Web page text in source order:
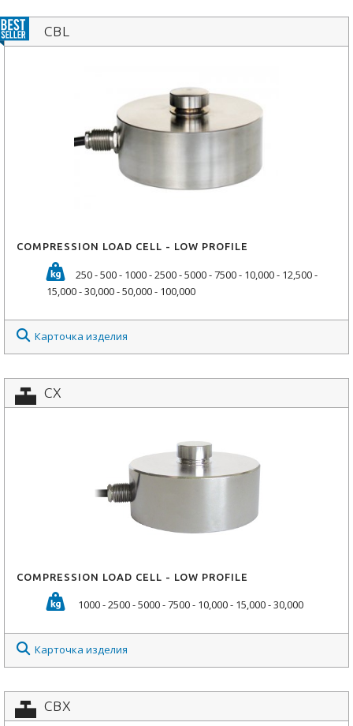
CBL
COMPRESSION LOAD CELL - LOW PROFILE
250 - 500 - 1000 - 2500 - 5000 - 7500 - 10,000 - 12,500 -
15,000 - 30,000 - 50,000 - 100,000
Карточка изделия
CX
COMPRESSION LOAD CELL - LOW PROFILE
1000 - 2500 - 5000 - 7500 - 10,000 - 15,000 - 30,000
Карточка изделия
CBX